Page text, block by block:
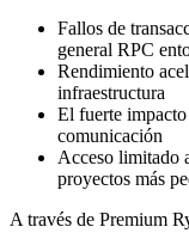
Fallos de
general RPC
Rendimiento
infraestructura
El fuerte
comunicación
Acceso limitado
proyectos más
A través de Premium